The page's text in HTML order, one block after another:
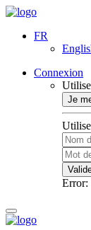
FR
Connexion
Je
Error: